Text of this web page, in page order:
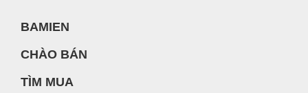
BAMIEN
CHÀO BÁN
TÌM MUA